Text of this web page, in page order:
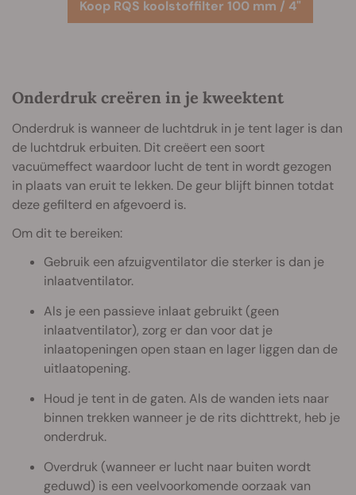
Koop RQS koolstoffilter 100 mm / 4"
Onderdruk creëren in je kweektent
Onderdruk is wanneer de luchtdruk in je tent lager is dan
de luchtdruk erbuiten. Dit creëert een soort
vacuümeffect waardoor lucht de tent in wordt gezogen
in plaats van eruit te lekken. De geur blijft binnen totdat
deze gefilterd en afgevoerd is.
Om dit te bereiken:
Gebruik een afzuigventilator die sterker is dan je
inlaatventilator.
Als je een passieve inlaat gebruikt (geen
inlaatventilator), zorg er dan voor dat je
inlaatopeningen open staan en lager liggen dan de
uitlaatopening.
Houd je tent in de gaten. Als de wanden iets naar
binnen trekken wanneer je de rits dichttrekt, heb je
onderdruk.
Overdruk (wanneer er lucht naar buiten wordt
geduwd) is een veelvoorkomende oorzaak van